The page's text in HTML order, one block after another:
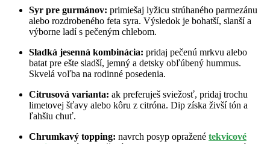
Syr pre gurmánov: primiešaj lyžicu strúhaného parmezánu
alebo rozdrobeného feta syra. Výsledok je bohatší, slanší a
výborne ladí s pečeným chlebom.
Sladká jesenná kombinácia: pridaj pečenú mrkvu alebo
batat pre ešte sladší, jemný a detsky obľúbený hummus.
Skvelá voľba na rodinné posedenia.
Citrusová varianta: ak preferuješ sviežosť, pridaj trochu
limetovej šťavy alebo kôru z citróna. Dip získa živší tón a
ľahšiu chuť.
Chrumkavý topping: navrch posyp opražené tekvicové